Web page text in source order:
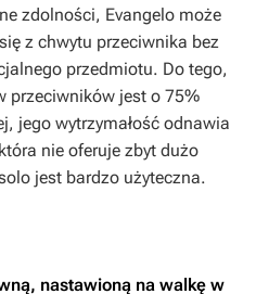
zdolności, Evangelo może
z chwytu przeciwnika bez
przedmiotu. Do tego,
przeciwników jest o 75%
jego wytrzymałość odnawia
nie oferuje zbyt dużo
jest bardzo użyteczna.
nastawioną na walkę w